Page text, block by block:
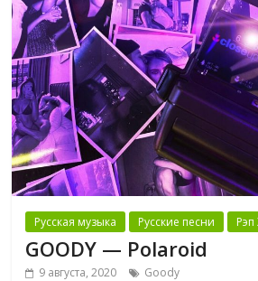
Русская музыка Русские песни
GOODY — Polaroid
9 августа, 2020 Goody